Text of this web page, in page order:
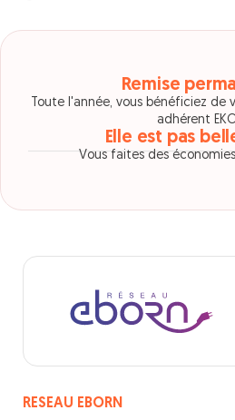
Remise
Toute l'année, vous bénéficiez de
adhérent
Elle est pas
Vous faites des
RESEAU EBORN